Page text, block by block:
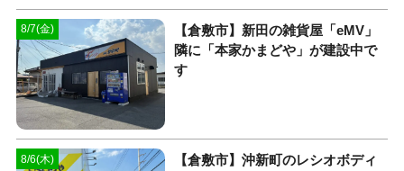
8/7(金)
【倉敷市】新田の雑貨屋「eMV」
隣に「本家かまどや」が建設中で
す
8/6(木)
【倉敷市】沖新町のレシオボディ